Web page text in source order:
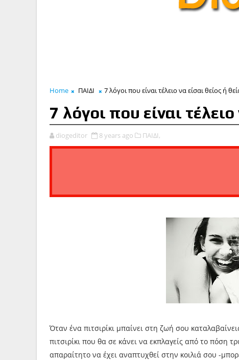
Home ΠΑΙΔΙ 7 λόγοι που είναι τέλειο να είσαι θείος ή
7 λόγοι που είναι
diogeditor 8 years ago ΠΑΙΔΙ,
Όταν ένα πιτσιρίκι μπαίνει στη ζωή σου
πιτσιρίκι που θα σε κάνει να εκπλαγείς από το πόση
απαραίτητο να έχει αναπτυχθεί στην κοιλιά σου -